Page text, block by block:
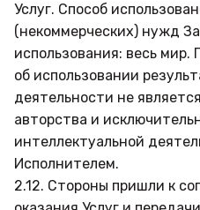
Услуг. Способ
(некоммерческих) нужд
использования: весь мир.
об использовании
деятельности не
авторства и
интеллектуальной
Исполнителем.
2.12. Стороны пришли к